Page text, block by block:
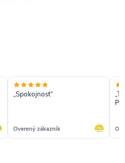
„Spokojnosť“
Overený zákazník